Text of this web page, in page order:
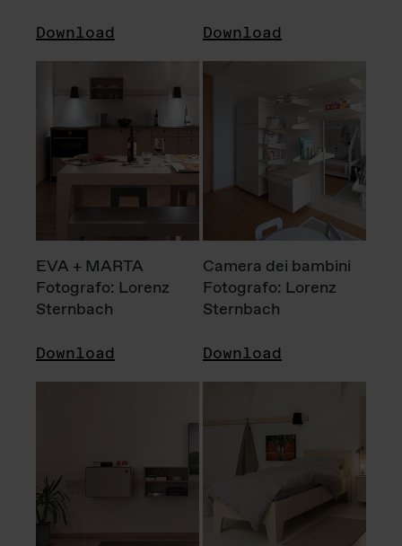
Download Download
EVA + MARTA
Fotografo: Lorenz
Sternbach
Download
Camera dei bambini
Fotografo: Lorenz
Sternbach
Download